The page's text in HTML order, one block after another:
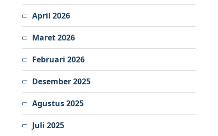
April 2026
Maret 2026
Februari 2026
Desember 2025
Agustus 2025
Juli 2025